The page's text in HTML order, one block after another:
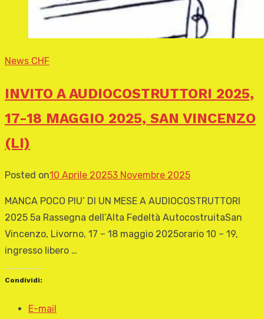
News CHF
INVITO A AUDIOCOSTRUTTORI 2025,
17-18 MAGGIO 2025, SAN VINCENZO
(LI)
Posted on10 Aprile 20253 Novembre 2025
MANCA POCO PIU’ DI UN MESE A AUDIOCOSTRUTTORI
2025 5a Rassegna dell’Alta Fedeltà AutocostruitaSan
Vincenzo, Livorno, 17 – 18 maggio 2025orario 10 – 19,
ingresso libero …
Condividi:
E-mail